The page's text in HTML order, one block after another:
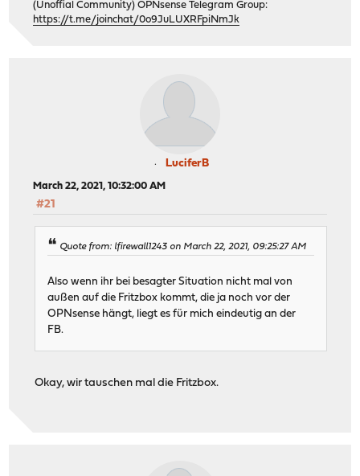
(Unoffial Community) OPNsense Telegram Group:
https://t.me/joinchat/0o9JuLUXRFpiNmJk
LuciferB
March 22, 2021, 10:32:00 AM
#21
Quote from: lfirewall1243 on March 22, 2021, 09:25:27 AM
Also wenn ihr bei besagter Situation nicht mal von
außen auf die Fritzbox kommt, die ja noch vor der
OPNsense hängt, liegt es für mich eindeutig an der
FB.
Okay, wir tauschen mal die Fritzbox.